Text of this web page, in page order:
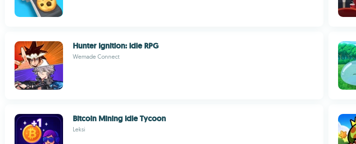
Hunter Ignition: Idle RPG
Wemade Connect
Bitcoin Mining Idle Tycoon
Leksi